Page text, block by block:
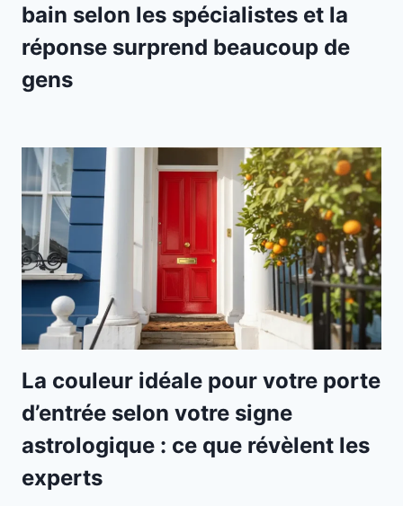
bain selon les spécialistes et la
réponse surprend beaucoup de
gens
La couleur idéale pour votre porte
d’entrée selon votre signe
astrologique : ce que révèlent les
experts